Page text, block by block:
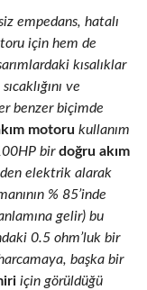
empedans, hatalı
için hem de
kısalıklar
ve
benzer biçimde
motoru kullanım
birdoğru akım
elektrik alarak
% 85’inde
gelir) bu
0.5 ohm’luk bir
başka bir
için görüldüğü